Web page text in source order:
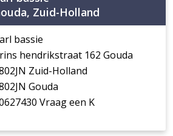
Zuid-Holland
bassie
hendrikstraat 162 Gouda
Zuid-Holland
Gouda
Vraag een K